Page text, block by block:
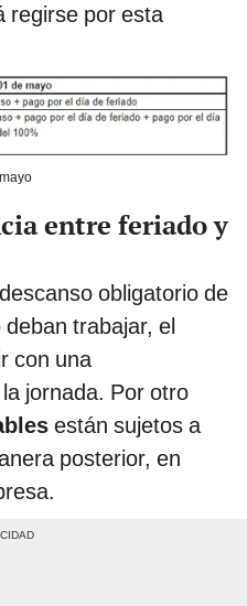
regirse por esta
entre feriado y
obligatorio de
trabajar, el
con una
jornada. Por otro
están sujetos a
posterior, en